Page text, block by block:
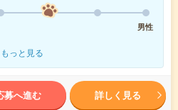
男性
もっと見る
募へ進む 詳しく見る